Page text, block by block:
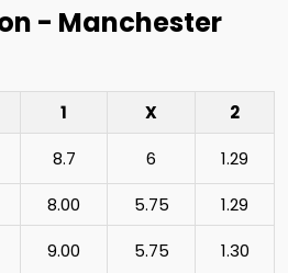
- Manchester
1 X
2
8.7
6
1.29
8.00
5.75
1.29
9.00
5.75 1.30